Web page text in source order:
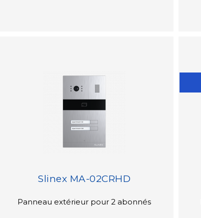
Slinex MA-02CRHD
Panneau extérieur pour 2 abonnés